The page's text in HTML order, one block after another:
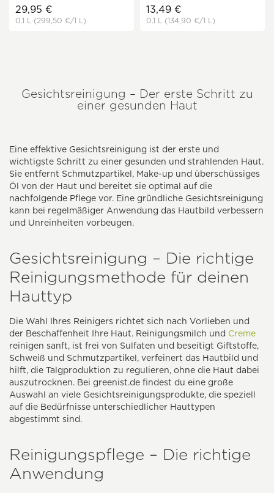
29,95 €
0.1 L (299,50 €/1 L)
13,49 €
0.1 L (134,90 €/1 L)
Gesichtsreinigung – Der erste Schritt zu
einer gesunden Haut
Eine effektive Gesichtsreinigung ist der erste und
wichtigste Schritt zu einer gesunden und strahlenden Haut.
Sie entfernt Schmutzpartikel, Make-up und überschüssiges
Öl von der Haut und bereitet sie optimal auf die
nachfolgende Pflege vor. Eine gründliche Gesichtsreinigung
kann bei regelmäßiger Anwendung das Hautbild verbessern
und Unreinheiten vorbeugen.
Gesichtsreinigung – Die richtige
Reinigungsmethode für deinen
Hauttyp
Die Wahl Ihres Reinigers richtet sich nach Vorlieben und
der Beschaffenheit Ihre Haut. Reinigungsmilch und Creme
reinigen sanft, ist frei von Sulfaten und beseitigt Giftstoffe,
Schweiß und Schmutzpartikel, verfeinert das Hautbild und
hilft, die Talgproduktion zu regulieren, ohne die Haut dabei
auszutrocknen. Bei greenist.de findest du eine große
Auswahl an viele Gesichtsreinigungsprodukte, die speziell
auf die Bedürfnisse unterschiedlicher Hauttypen
abgestimmt sind.
Reinigungspflege – Die richtige
Anwendung